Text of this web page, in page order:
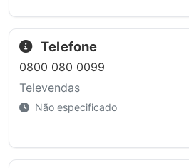
Telefone
0800 080 0099
Televendas
Não especificado